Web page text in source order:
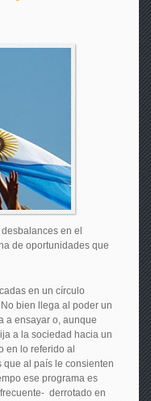
en el
de oportunidades que
en un círculo
bien llega al poder un
a ensayar o, aunque
a la sociedad hacia un
en lo referido al
al país le consienten
ese programa es
derrotado en